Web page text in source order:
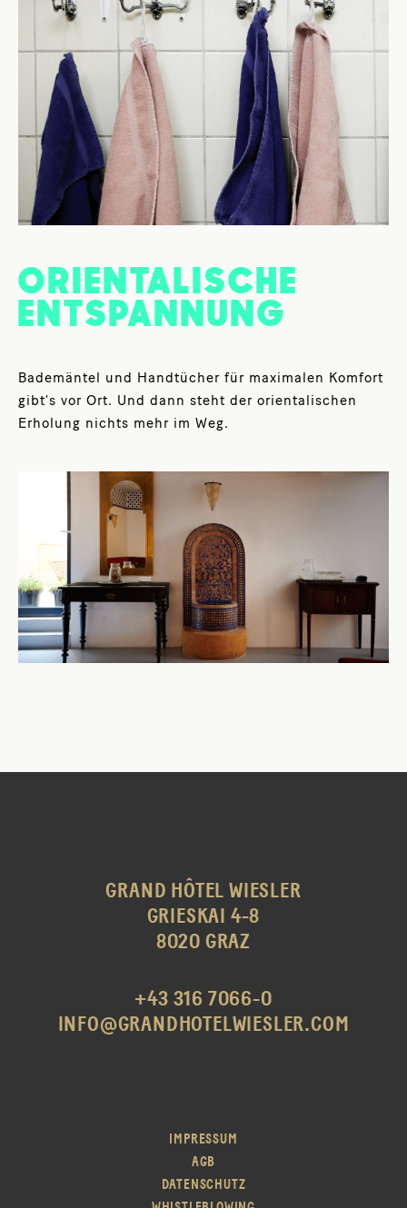
ORIENTALISCHE
ENTSPANNUNG
Bademäntel und Handtücher für maximalen Komfort
gibt’s vor Ort. Und dann steht der orientalischen
Erholung nichts mehr im Weg.
GRAND HÔTEL WIESLER
GRIESKAI 4-8
8020 GRAZ
+43 316 7066-0
INFO@GRANDHOTELWIESLER.COM
IMPRESSUM
AGB
DATENSCHUTZ